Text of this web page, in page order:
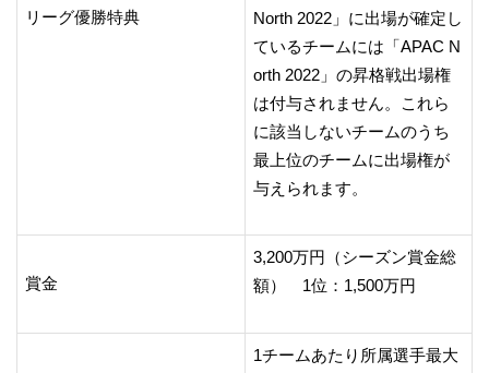
リーグ優勝特典
North 2022」に出場が確定し
ているチームには「APAC N
orth 2022」の昇格戦出場権
は付与されません。これら
に該当しないチームのうち
最上位のチームに出場権が
与えられます。
賞金
3,200万円（シーズン賞金総
額） 1位：1,500万円
1チームあたり所属選手最大